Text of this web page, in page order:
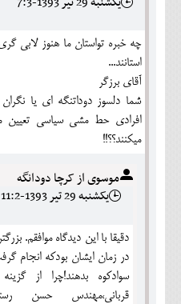
چه خبره تواستان ما هنوز لابي
استانند...
آقاي برزگر
شما دلسوز دوداتنگه اي يا
افرادي حط مشي سياسي تعيين
ميكنند؟؟!!
موسوی از کرچا دودانگه
يکشنبه 29 تير 1393-11:2
دقیقا با این دیدگاه موافقم.
در زمان ایشان بودکه انجام
سوادکوه بدهند!چرا از
قربانی،مهندس حسن